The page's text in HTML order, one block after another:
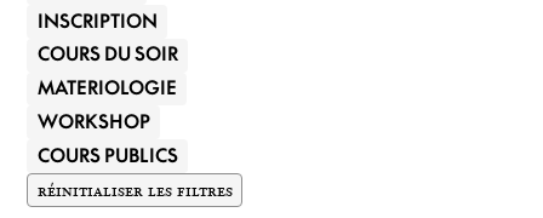
INSCRIPTION
COURS DU SOIR
MATERIOLOGIE
WORKSHOP
COURS PUBLICS
RÉINITIALISER LES FILTRES